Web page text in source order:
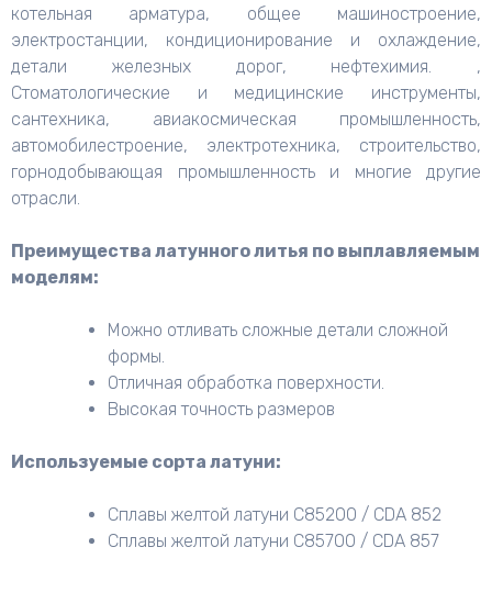
котельная арматура, общее машиностроение,
электростанции, кондиционирование и охлаждение,
детали железных дорог, нефтехимия. ,
Стоматологические и медицинские инструменты,
сантехника, авиакосмическая промышленность,
автомобилестроение, электротехника, строительство,
горнодобывающая промышленность и многие другие
отрасли.
Преимущества латунного литья по выплавляемым
моделям:
Можно отливать сложные детали сложной
формы.
Отличная обработка поверхности.
Высокая точность размеров
Используемые сорта латуни:
Сплавы желтой латуни C85200 / CDA 852
Сплавы желтой латуни C85700 / CDA 857